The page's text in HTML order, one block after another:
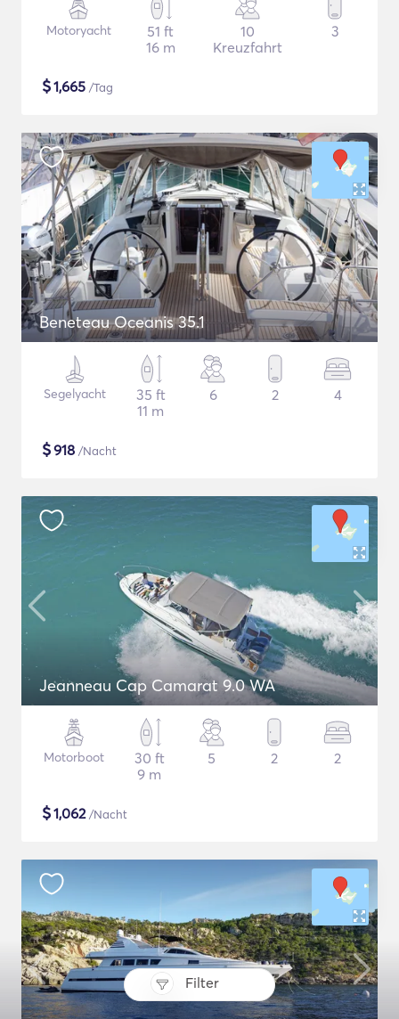
Filter
Motoryacht
51 ft
16 m
10
Kreuzfahrt
3
$1,665 /Tag
Beneteau Oceanis 35.1
Segelyacht
35 ft
11 m
6 2 4
$918 /Nacht
Jeanneau Cap Camarat 9.0 WA
Motorboot
30 ft
9 m
5 2 2
$1,062/Nacht